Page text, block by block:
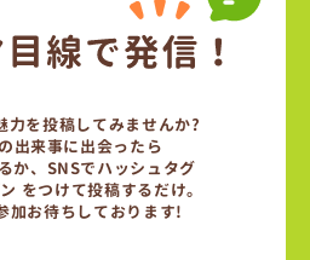
力を投稿してみませんか?
出来事に出会ったら
か、SNSでハッシュタグ
をつけて投稿するだけ。
加お待ちしております!